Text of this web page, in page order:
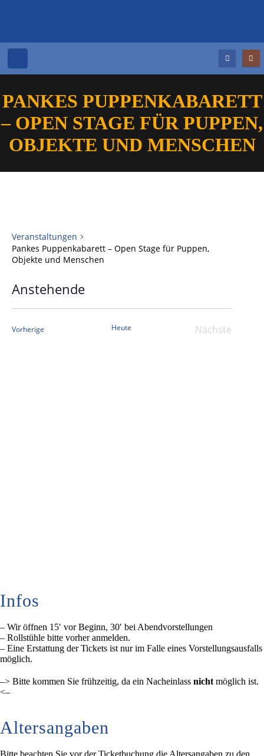
PANKES PUPPENKABARETT
– OPEN STAGE FÜR PUPPEN,
OBJEKTE UND MENSCHEN
Veranstaltungen
Pankes Puppenkabarett – Open Stage für Puppen,
Objekte und Menschen
Anstehende
VorherigeVeranstaltungen Heute
Nächste
Infos
– Wir öffnen 15′ vor Beginn, 30′ bei Abendvorstellungen
– Rollstühle bitte vorher anmelden.
– Eine Erstattung der Tickets ist nur im Falle eines Vorstellungsausfalls
möglich.
–> Bitte kommen Sie frühzeitig, da ein Nacheinlass nicht möglich ist.
<–
Altersangaben
Bitte beachten Sie vor der Ticketbuchung die Altersangaben zu den